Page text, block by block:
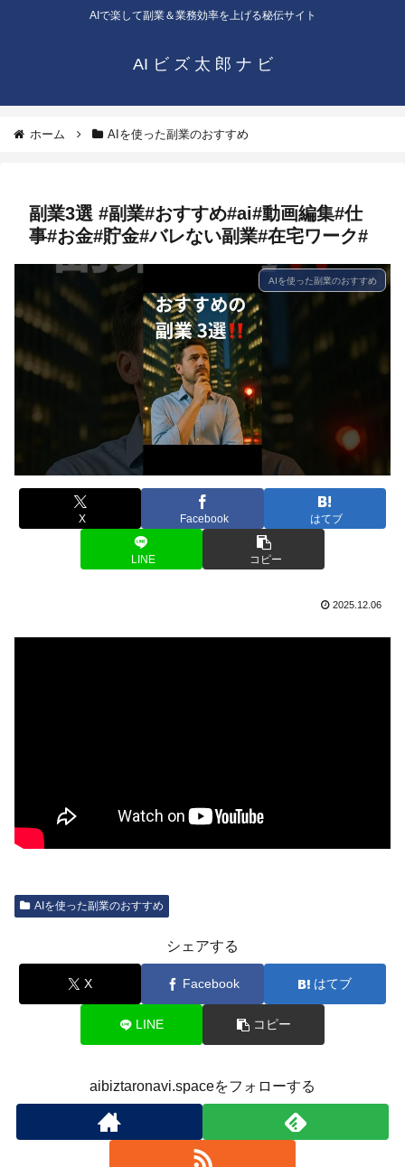
AIで楽して副業＆業務効率を上げる秘伝サイト
AI ビ ズ 太 郎 ナ ビ
ホーム AIを使った副業のおすすめ
副業3選 #副業#おすすめ#ai#動画編集#仕
事#お金#貯金#バレない副業#在宅ワーク#
AIを使った副業のおすすめ
X Facebook はてブ
LINE コピー
2025.12.06
AIを使った副業のおすすめ
シェアする
X Facebook はてブ
LINE コピー
aibiztaronavi.spaceをフォローする